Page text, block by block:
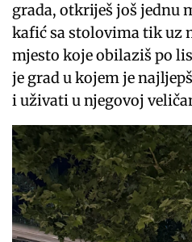
grada, otkriješ još jednu
kafić sa stolovima tik uz
mjesto koje obilaziš po
je grad u kojem je
i uživati u njegovoj